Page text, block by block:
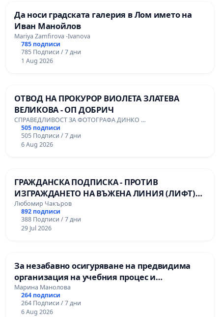
Да носи градската галерия в Лом името на
Иван Манойлов
Mariya Zamfirova -Ivanova
785 подписи
785 Подписи / 7 дни
1 Aug 2026
ОТВОД НА ПРОКУРОР ВИОЛЕТА ЗЛАТЕВА
ВЕЛИКОВА - ОП ДОБРИЧ
СПРАВЕДЛИВОСТ ЗА ФОТОГРАФА ДИНКО …
505 подписи
505 Подписи / 7 дни
6 Aug 2026
ГРАЖДАНСКА ПОДПИСКА - ПРОТИВ
ИЗГРАЖДАНЕТО НА ВЪЖЕНА ЛИНИЯ (ЛИФТ)
НА ТЕРИТОРИЯТА НА ПРИРОДНА
ЗАБЕЛЕЖИТЕЛНОСТ „ХЪЛМ НА
ОСВОБОДИТЕЛИТЕ“ (БУНАРДЖИК)
Любомир Чакъров
892 подписи
388 Подписи / 7 дни
29 Jul 2026
За незабавно осигуряване на предвидима
организация на учебния процес и
гарантиране на правото на равнопоставено и
качествено образование на учениците от ОУ
„Княз Александър I“ и Хуманитарна
Марина Манолова
264 подписи
264 Подписи / 7 дни
6 Aug 2026